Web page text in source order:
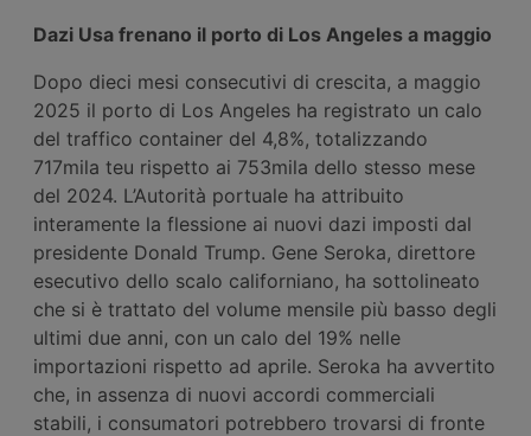
Dazi Usa frenano il porto di Los Angeles a maggio
Dopo dieci mesi consecutivi di crescita, a maggio
2025 il porto di Los Angeles ha registrato un calo
del traffico container del 4,8%, totalizzando
717mila teu rispetto ai 753mila dello stesso mese
del 2024. L’Autorità portuale ha attribuito
interamente la flessione ai nuovi dazi imposti dal
presidente Donald Trump. Gene Seroka, direttore
esecutivo dello scalo californiano, ha sottolineato
che si è trattato del volume mensile più basso degli
ultimi due anni, con un calo del 19% nelle
importazioni rispetto ad aprile. Seroka ha avvertito
che, in assenza di nuovi accordi commerciali
stabili, i consumatori potrebbero trovarsi di fronte